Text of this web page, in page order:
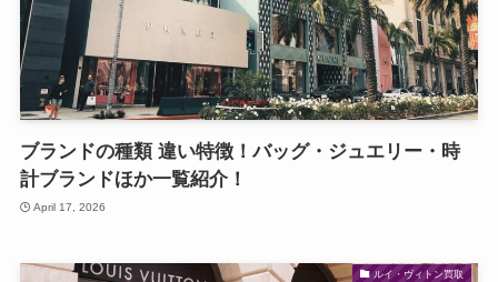
ブランドの種類 違い特徴！バッグ・ジュエリー・時
計ブランドほか一覧紹介！
April 17, 2026
ルイ・ヴィトン買取